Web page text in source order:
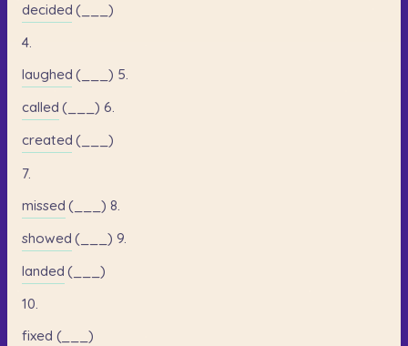
decided (___)
4.
laughed (___) 5.
called (___) 6.
created (___)
7.
missed (___) 8.
showed (___) 9.
landed (___)
10.
fixed (___)